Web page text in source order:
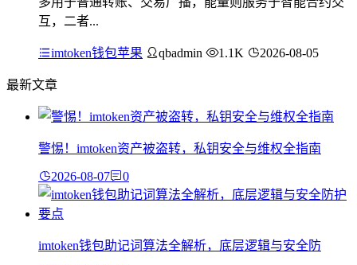
互，二者...
imtoken钱包苹果 qbadmin 1.1K 2026-08-05
最新文章
警惕！imtoken资产被盗转，私钥安全与维权全指南
2026-08-07 0
imtoken钱包助记词算法全解析，底层逻辑与安全防